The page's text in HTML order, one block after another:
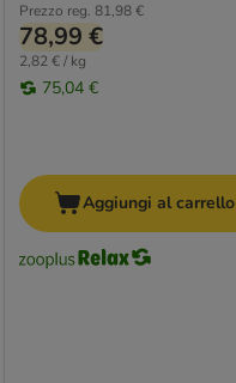
Prezzo reg. 81,98 €
78,99 €
2,82 € / kg
75,04 €
Aggiungi al carrello